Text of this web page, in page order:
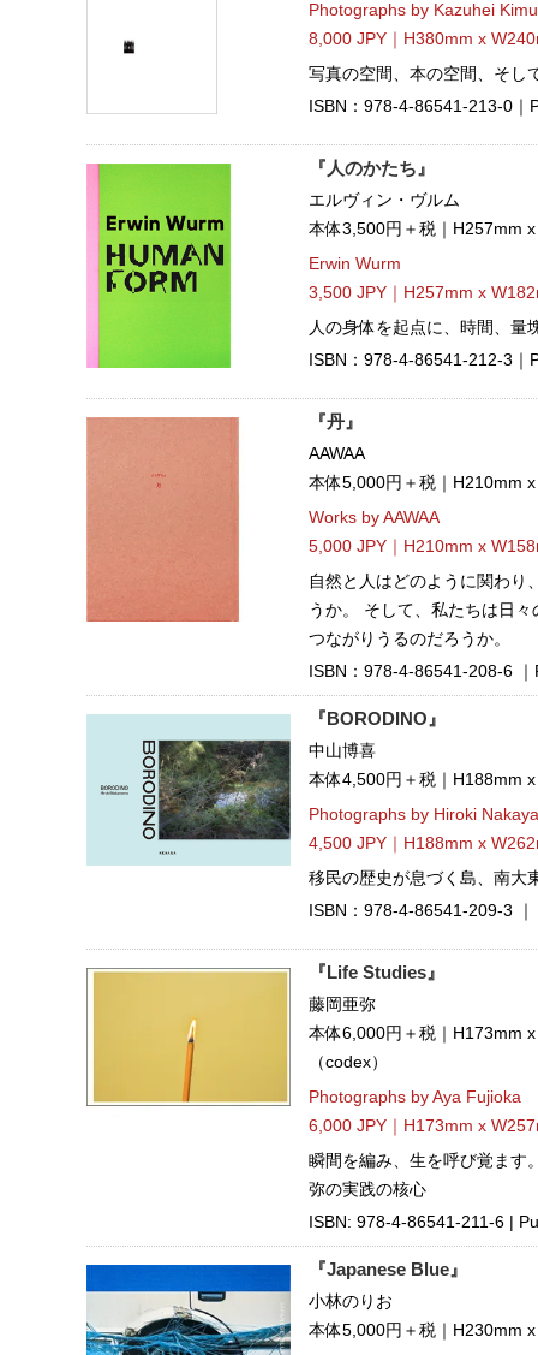
Photographs by Kazuhei
8,000 JPY｜H380mm x
写真の空間、本の空間、そし
ISBN：978-4-86541-213-0
『人のかたち』
エルヴィン・ヴルム
本体3,500円＋税｜H257mm
Erwin Wurm
3,500 JPY｜H257mm x
人の身体を起点に、時間、量
ISBN：978-4-86541-212-3
『丹』
AAWAA
本体5,000円＋税｜H210mm
Works by AAWAA
5,000 JPY｜H210mm x
自然と人はどのように関わり
うか。 そして、私たちは日
つながりうるのだろうか。
ISBN：978-4-86541-208-6
『BORODINO』
中山博喜
本体4,500円＋税｜H188mm
Photographs by Hiroki
4,500 JPY｜H188mm x
移民の歴史が息づく島、南大
ISBN：978-4-86541-209-3
『Life Studies』
藤岡亜弥
本体6,000円＋税｜H173mm
（codex）
Photographs by Aya Fujioka
6,000 JPY｜H173mm x
瞬間を編み、生を呼び覚ます
弥の実践の核心
ISBN: 978-4-86541-211-6 |
『Japanese Blue』
小林のりお
本体5,000円＋税｜H230mm